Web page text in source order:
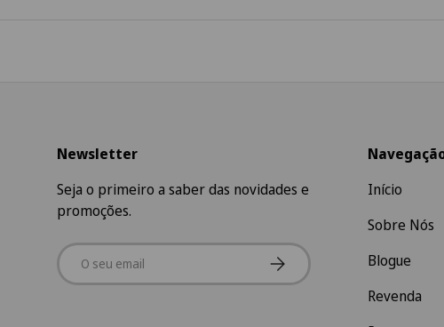
Newsletter
Seja o primeiro a saber das novidades e
promoções.
Email Subscrever
Início
Sobre Nós
Blogue
Revenda